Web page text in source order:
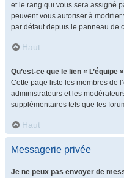
et le rang qui vous sera assigné
peuvent vous autoriser à
par défaut depuis le panneau de
Haut
Qu’est-ce que le lien « L’équipe
Cette page liste les membres de
administrateurs et les
supplémentaires tels que les
Haut
Messagerie privée
Je ne peux pas envoyer de